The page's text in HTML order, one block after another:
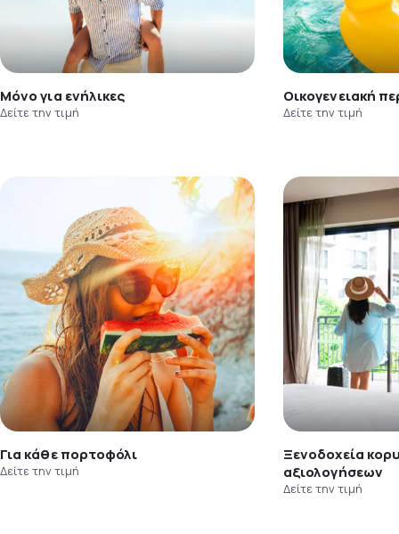
Μόνο για ενήλικες
Δείτε την τιμή
Οικογενειακή
Δείτε την τιμή
Για κάθε πορτοφόλι
Δείτε την τιμή
Ξενοδοχεία
αξιολογήσεων
Δείτε την τιμή